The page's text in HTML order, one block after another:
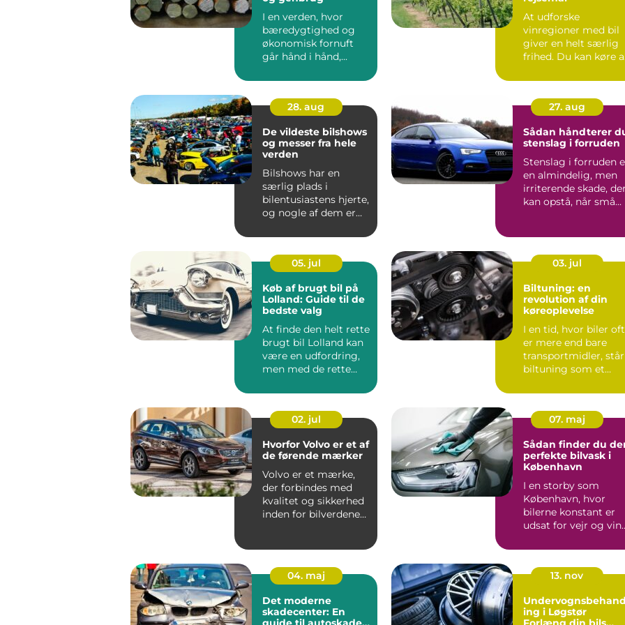
I en verden, hvor
bæredygtighed og
økonomisk fornuft
går hånd i hånd,...
At udforske
vinregioner med bil
giver en helt særlig
frihed. Du kan køre
28. aug
De vildeste bilshows
og messer fra hele
verden
Bilshows har en
særlig plads i
bilentusiastens hjerte,
og nogle af dem er
27. aug
Sådan håndterer
stenslag i forruden
Stenslag i forruden
en almindelig, men
irriterende skade, der
kan opstå, når små...
05. jul
Køb af brugt bil på
Lolland: Guide til de
bedste valg
At finde den helt rette
brugt bil Lolland kan
være en udfordring,
men med de rette
03. jul
Biltuning: en
revolution af din
køreoplevelse
I en tid, hvor biler
er mere end bare
transportmidler, står
biltuning som et
02. jul
Hvorfor Volvo er et af
de førende mærker
Volvo er et mærke,
der forbindes med
kvalitet og sikkerhed
inden for bilverdenen.
07. maj
Sådan finder du
perfekte bilvask i
København
I en storby som
København, hvor
bilerne konstant er
udsat for vejr og
04. maj
Det moderne
skadecenter: En
13. nov
ing i Løgstør